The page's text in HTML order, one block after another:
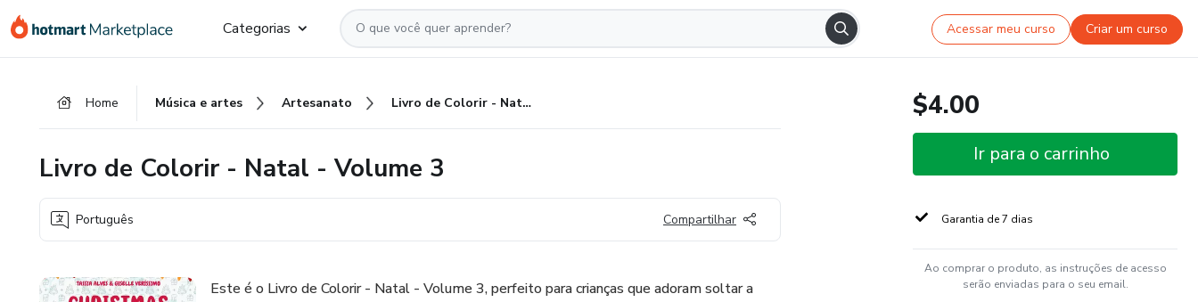
para
para
para
Categorias Acessar meu curso Criar um curso
Home Música e artes Artesanato Livro de Colorir - Natal - Volume 3
Livro de Colorir - Natal - Volume 3
Português Compartilhar
Este é o Livro de Colorir - Natal - Volume 3, perfeito para crianças que adoram soltar a
$4.00
Ir para o carrinho
Garantia de 7 dias
Ao comprar o produto, as instruções de acesso
serão enviadas para o seu email.